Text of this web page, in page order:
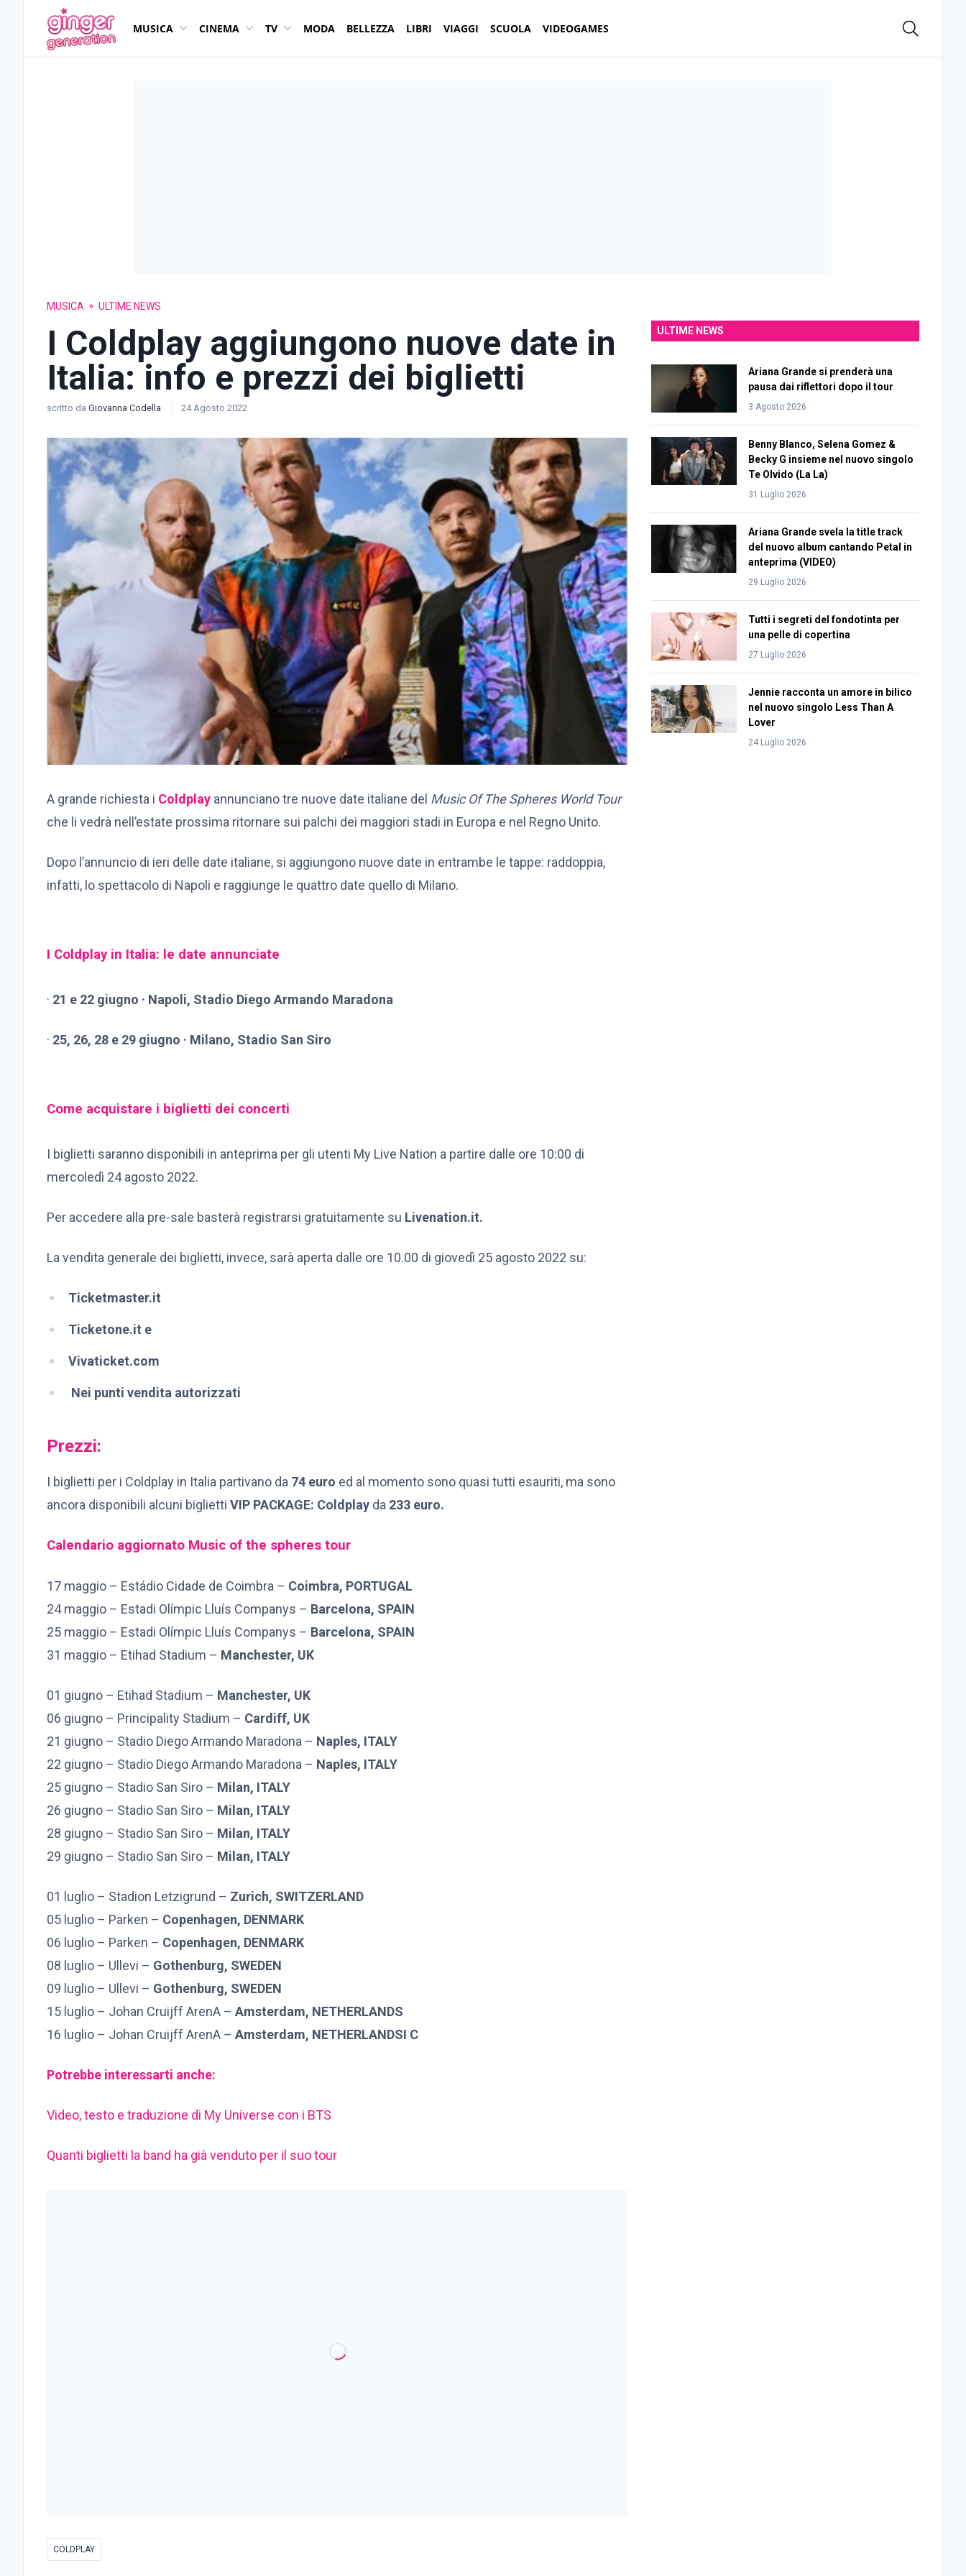
MUSICA CINEMA TV MODA BELLEZZA LIBRI VIAGGI SCUOLA VIDEOGAMES
MUSICA ULTIME NEWS
I Coldplay aggiungono nuove date in
Italia: info e prezzi dei biglietti
scritto da Giovanna Codella 24 Agosto 2022
A grande richiesta i Coldplay annunciano tre nuove date italiane del Music Of The Spheres World Tour
che li vedrà nell’estate prossima ritornare sui palchi dei maggiori stadi in Europa e nel Regno Unito.
Dopo l’annuncio di ieri delle date italiane, si aggiungono nuove date in entrambe le tappe: raddoppia,
infatti, lo spettacolo di Napoli e raggiunge le quattro date quello di Milano.
I Coldplay in Italia: le date annunciate
· 21 e 22 giugno · Napoli, Stadio Diego Armando Maradona
· 25, 26, 28 e 29 giugno · Milano, Stadio San Siro
Come acquistare i biglietti dei concerti
I biglietti saranno disponibili in anteprima per gli utenti My Live Nation a partire dalle ore 10:00 di
mercoledì 24 agosto 2022.
Per accedere alla pre-sale basterà registrarsi gratuitamente su Livenation.it.
La vendita generale dei biglietti, invece, sarà aperta dalle ore 10.00 di giovedì 25 agosto 2022 su:
Ticketmaster.it
Ticketone.it e
Vivaticket.com
Nei punti vendita autorizzati
Prezzi:
I biglietti per i Coldplay in Italia partivano da 74 euro ed al momento sono quasi tutti esauriti, ma sono
ancora disponibili alcuni biglietti VIP PACKAGE: Coldplay da 233 euro.
Calendario aggiornato Music of the spheres tour
17 maggio – Estádio Cidade de Coimbra – Coimbra, PORTUGAL
24 maggio – Estadi Olímpic Lluís Companys – Barcelona, SPAIN
25 maggio – Estadi Olímpic Lluís Companys – Barcelona, SPAIN
31 maggio – Etihad Stadium – Manchester, UK
01 giugno – Etihad Stadium – Manchester, UK
06 giugno – Principality Stadium – Cardiff, UK
21 giugno – Stadio Diego Armando Maradona – Naples, ITALY
22 giugno – Stadio Diego Armando Maradona – Naples, ITALY
25 giugno – Stadio San Siro – Milan, ITALY
26 giugno – Stadio San Siro – Milan, ITALY
28 giugno – Stadio San Siro – Milan, ITALY
29 giugno – Stadio San Siro – Milan, ITALY
01 luglio – Stadion Letzigrund – Zurich, SWITZERLAND
05 luglio – Parken – Copenhagen, DENMARK
06 luglio – Parken – Copenhagen, DENMARK
08 luglio – Ullevi – Gothenburg, SWEDEN
09 luglio – Ullevi – Gothenburg, SWEDEN
15 luglio – Johan Cruijff ArenA – Amsterdam, NETHERLANDS
16 luglio – Johan Cruijff ArenA – Amsterdam, NETHERLANDSI C
Potrebbe interessarti anche:
Video, testo e traduzione di My Universe con i BTS
Quanti biglietti la band ha già venduto per il suo tour
COLDPLAY
ULTIME NEWS
Ariana Grande si prenderà una
pausa dai riflettori dopo il tour
3 Agosto 2026
Benny Blanco, Selena Gomez &
Becky G insieme nel nuovo singolo
Te Olvido (La La)
31 Luglio 2026
Ariana Grande svela la title track
del nuovo album cantando Petal in
anteprima (VIDEO)
29 Luglio 2026
Tutti i segreti del fondotinta per
una pelle di copertina
27 Luglio 2026
Jennie racconta un amore in bilico
nel nuovo singolo Less Than A
Lover
24 Luglio 2026